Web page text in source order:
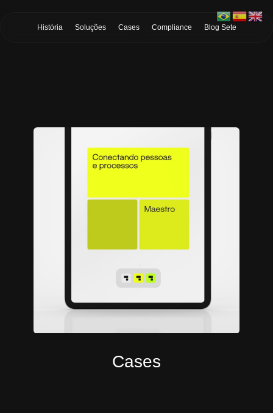
História Soluções Cases Compliance Blog Sete
Cases